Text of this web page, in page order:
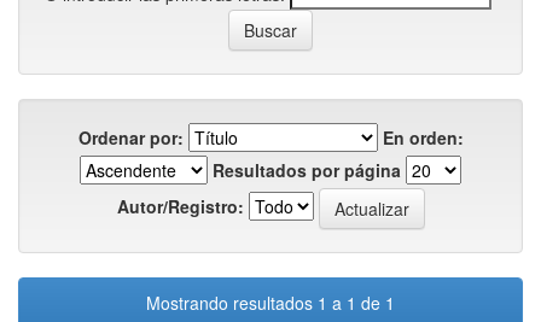
Ordenar por:
En orden:
Resultados por página
Autor/Registro:
Mostrando resultados 1 a 1 de 1